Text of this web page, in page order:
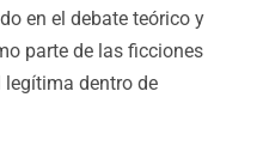
en el debate teórico y
parte de las ficciones
legítima dentro de